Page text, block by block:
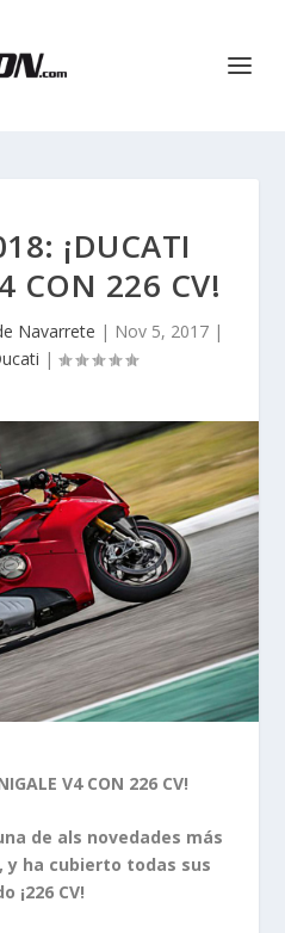
¡DUCATI
CON 226 CV!
Navarrete | Nov 5, 2017|
|
V4 CON 226 CV!
de als novedades más
y ha cubierto todas sus
¡226 CV!